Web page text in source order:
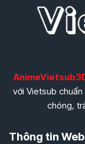
với Vietsub
chóng,
Thông tin